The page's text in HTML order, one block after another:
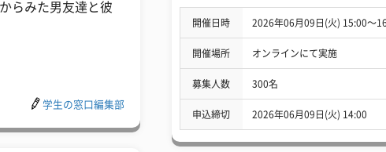
らみた男友達と彼
学生の窓口編集部
開催日時 2026年06月09日(火) 15:00〜
開催場所 オンラインにて実施
募集人数 300名
申込締切 2026年06月09日(火) 14:00